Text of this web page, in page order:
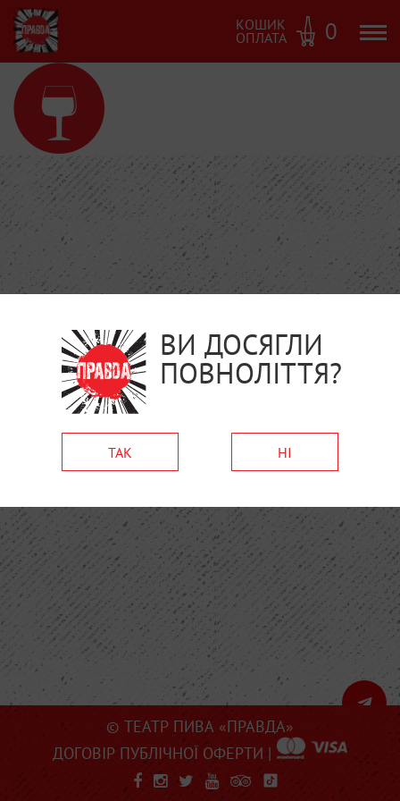
КОШИК
ОПЛАТА 0
© ТЕАТР ПИВА «ПРАВДА»
ДОГОВІР ПУБЛІЧНОЇ ОФЕРТИ |
ВИ ДОСЯГЛИ
ПОВНОЛІТТЯ?
ТАК НІ